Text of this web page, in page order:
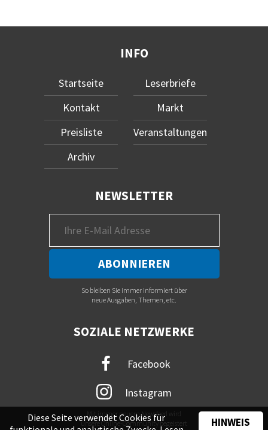
INFO
Startseite
Kontakt
Preisliste
Archiv
Leserbriefe
Markt
Veranstaltungen
NEWSLETTER
So bleiben Sie immer informiert über
neue Ausgaben, Themen, etc.
SOZIALE NETZWERKE
Facebook
Instagram
Mit immer neuem Newsfeed wird
unsere Online-Community begeistert
Diese Seite verwendet Cookies für
HINWEIS